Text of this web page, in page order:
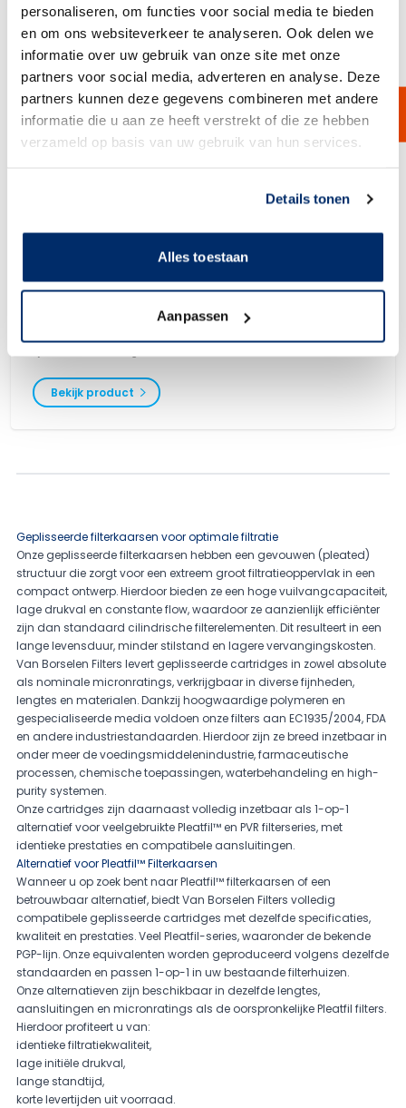
personaliseren, om functies voor social media te bieden
en om ons websiteverkeer te analyseren. Ook delen we
informatie over uw gebruik van onze site met onze
partners voor social media, adverteren en analyse. Deze
partners kunnen deze gegevens combineren met andere
informatie die u aan ze heeft verstrekt of die ze hebben
verzameld op basis van uw gebruik van hun services.
Details tonen
Alles toestaan
Aanpassen
BorsoCap PP capsulefilter is een geplisseerde capsule, voorzien van
geplisseerd Polypropyleen-filtermateriaal. Verkrijgbaar in verschillende
Bekijk product
Geplisseerde filterkaarsen voor optimale filtratie
Onze geplisseerde filterkaarsen hebben een gevouwen (pleated)
structuur die zorgt voor een extreem groot filtratieoppervlak in een
compact ontwerp. Hierdoor bieden ze een hoge vuilvangcapaciteit,
lage drukval en constante flow, waardoor ze aanzienlijk efficiënter
zijn dan standaard cilindrische filterelementen. Dit resulteert in een
lange levensduur, minder stilstand en lagere vervangingskosten.
Van Borselen Filters levert geplisseerde cartridges in zowel absolute
als nominale micronratings, verkrijgbaar in diverse fijnheden,
lengtes en materialen. Dankzij hoogwaardige polymeren en
gespecialiseerde media voldoen onze filters aan EC1935/2004, FDA
en andere industriestandaarden. Hierdoor zijn ze breed inzetbaar in
onder meer de voedingsmiddelenindustrie, farmaceutische
processen, chemische toepassingen, waterbehandeling en high-
purity systemen.
Onze cartridges zijn daarnaast volledig inzetbaar als 1-op-1
alternatief voor veelgebruikte Pleatfil™ en PVR filterseries, met
identieke prestaties en compatibele aansluitingen.
Alternatief voor Pleatfil™ Filterkaarsen
Wanneer u op zoek bent naar Pleatfil™ filterkaarsen of een
betrouwbaar alternatief, biedt Van Borselen Filters volledig
compatibele geplisseerde cartridges met dezelfde specificaties,
kwaliteit en prestaties. Veel Pleatfil-series, waaronder de bekende
PGP-lijn. Onze equivalenten worden geproduceerd volgens dezelfde
standaarden en passen 1-op-1 in uw bestaande filterhuizen.
Onze alternatieven zijn beschikbaar in dezelfde lengtes,
aansluitingen en micronratings als de oorspronkelijke Pleatfil filters.
Hierdoor profiteert u van:
identieke filtratiekwaliteit,
lage initiële drukval,
lange standtijd,
korte levertijden uit voorraad.